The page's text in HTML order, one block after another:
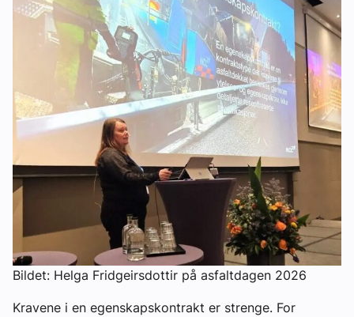
Bildet: Helga Fridgeirsdottir på asfaltdagen 2026
Kravene i en egenskapskontrakt er strenge. For